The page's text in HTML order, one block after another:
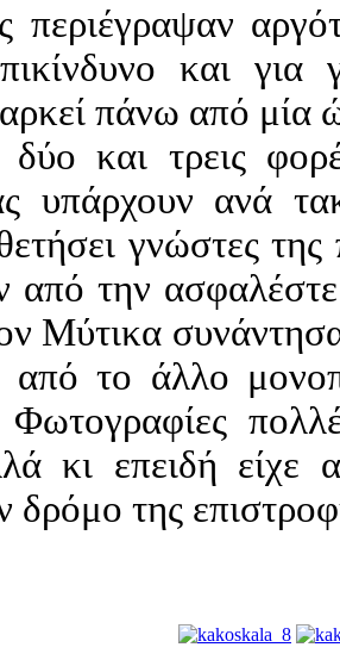
περιέγραψαν
και
πάνω από μία
δύο και τρεις
υπάρχουν ανά
γνώστες της
από την
Μύτικα
από το άλλο
Φωτογραφίες
κι επειδή
δρόμο της